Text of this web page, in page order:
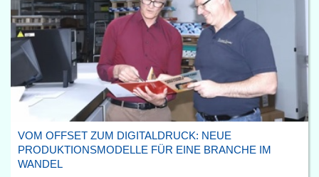
VOM OFFSET ZUM DIGITALDRUCK: NEUE
PRODUKTIONSMODELLE FÜR EINE BRANCHE IM
WANDEL